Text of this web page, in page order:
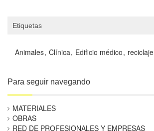
Etiquetas
Animales Clínica Edificio médico reciclaje
Para seguir navegando
MATERIALES
OBRAS
RED DE PROFESIONALES Y EMPRESAS